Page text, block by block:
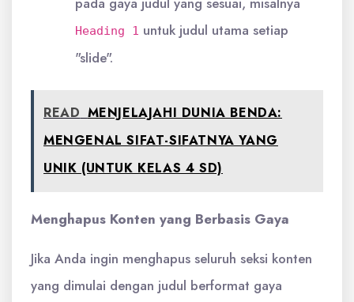
Heading 1 untuk judul utama setiap
"slide".
READ MENJELAJAHI DUNIA BENDA:
MENGENAL SIFAT-SIFATNYA YANG
UNIK (UNTUK KELAS 4 SD)
Menghapus Konten yang Berbasis Gaya
Jika Anda ingin menghapus seluruh seksi konten
yang dimulai dengan judul berformat gaya